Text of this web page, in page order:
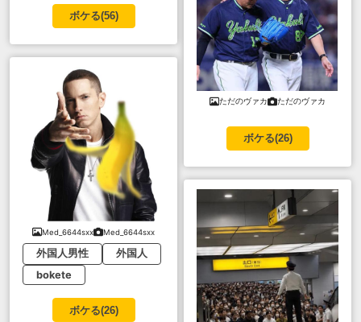
ボケる(56)
Med_6644sxx Med_6644sxx
外国人男性
外国人
bokete
ボケる(26)
ただのヴァカ ただのヴァカ
ボケる(26)